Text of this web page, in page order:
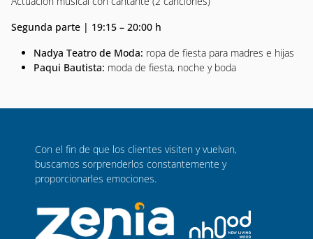
Segunda parte | 19:15 – 20:00 h
Nadya Teatro de Moda: ropa de fiesta para madres e hijas
Paqui Bautista: moda de fiesta, noche y boda
Con el fin de que los clientes visiten y vuelvan,
buscamos sorprenderlos constantemente y
proporcionarles emociones.